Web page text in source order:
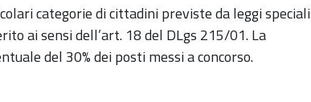
categorie di cittadini previste da leggi speciali
ai sensi dell’art. 18 del DLgs 215/01. La
del 30% dei posti messi a concorso.